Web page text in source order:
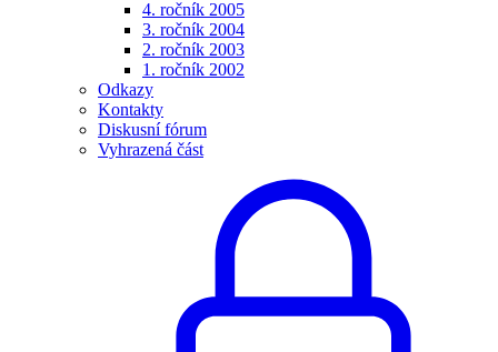
4. ročník 2005
3. ročník 2004
2. ročník 2003
1. ročník 2002
Odkazy
Kontakty
Diskusní fórum
Vyhrazená část